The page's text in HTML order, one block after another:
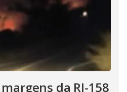
da RJ-158